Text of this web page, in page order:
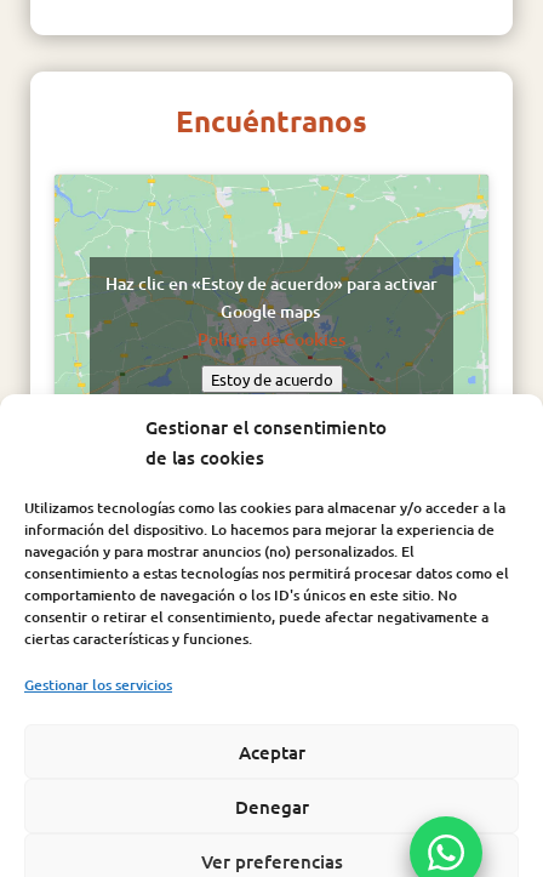
Gestionar el consentimiento
de las cookies
Utilizamos tecnologías como las cookies para almacenar y/o acceder a la
información del dispositivo. Lo hacemos para mejorar la experiencia de
navegación y para mostrar anuncios (no) personalizados. El
consentimiento a estas tecnologías nos permitirá procesar datos como el
comportamiento de navegación o los ID's únicos en este sitio. No
consentir o retirar el consentimiento, puede afectar negativamente a
ciertas características y funciones.
Gestionar los servicios
Aceptar
Denegar
Ver preferencias
Encuéntranos
Haz clic en «Estoy de acuerdo» para activar
Google maps
Política de Cookies
Estoy de acuerdo
Síguenos en:
Política de Cookies|
información